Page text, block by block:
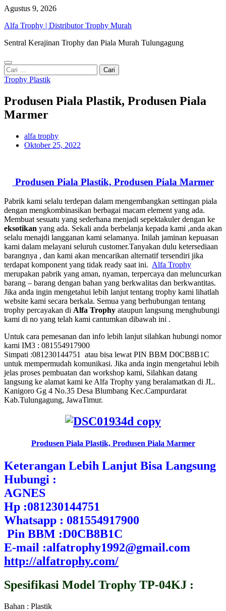
Skip
content
Agustus 9, 2026
Alfa Trophy | Distributor Trophy Murah
Sentral Kerajinan Trophy dan Piala Murah Tulungagung
Cari
untuk:
Trophy Plastik
Produsen Piala Plastik, Produsen Piala
Marmer
alfa trophy
Oktober 25, 2022
Produsen Piala Plastik, Produsen Piala Marmer
Pabrik kami selalu terdepan dalam mengembangkan settingan piala
dengan mengkombinasikan berbagai macam element yang ada.
Membuat sesuatu yang sederhana menjadi sepektakuler dengan ke
eksotikan yang ada. Sekali anda berbelanja kepada kami ,anda akan
selalu menajdi langganan kami selamanya. Inilah jaminan kepuasan
kami dalam melayani seluruh customer.Tanyakan dulu ketersediaan
barangnya , dan kami akan mencarikan alternatif tersendiri jika
terdapat komponent yang tidak ready saat ini. Alfa Trophy
merupakan pabrik yang aman, nyaman, terpercaya dan meluncurkan
barang – barang dengan bahan yang berkwalitas dan berkwantitas.
Jika anda ingin mengetahui lebih lanjut tentang trophy kami lihatlah
website kami secara berkala. Semua yang berhubungan tentang
trophy percayakan di Alfa Trophy ataupun langsung menghubungi
kami di no yang telah kami cantumkan dibawah ini .
Untuk cara pemesanan dan info lebih lanjut silahkan hubungi nomor
kami IM3 : 081554917900
Simpati :081230144751 atau bisa lewat PIN BBM D0CB8B1C
untuk mempermudah komunikasi. Jika anda ingin mengetahui lebih
jelas proses pembuatan dan workshop kami, Silahkan datang
langsung ke alamat kami ke Alfa Trophy yang beralamatkan di JL.
Kanigoro Gg 4 No.35 Desa Blumbang Kec.Campurdarat
Kab.Tulungagung, JawaTimur.
Produsen Piala Plastik, Produsen Piala Marmer
Keterangan Lebih Lanjut Bisa Langsung
Hubungi :
AGNES
Hp :081230144751
Whatsapp : 081554917900
Pin BBM :D0CB8B1C
E-mail :alfatrophy1992@gmail.com
http://alfatrophy.com/
Spesifikasi Model Trophy TP-04KJ :
Bahan : Plastik